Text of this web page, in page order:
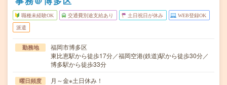
職種未経験OK 交通費別途支給あり 土日祝日が休み WEB登録OK
派遣
勤務地
福岡市博多区
東比恵駅から徒歩17分／福岡空港(鉄道)駅から徒歩30分／
博多駅から徒歩33分
曜日頻度 月～金※土日休み！